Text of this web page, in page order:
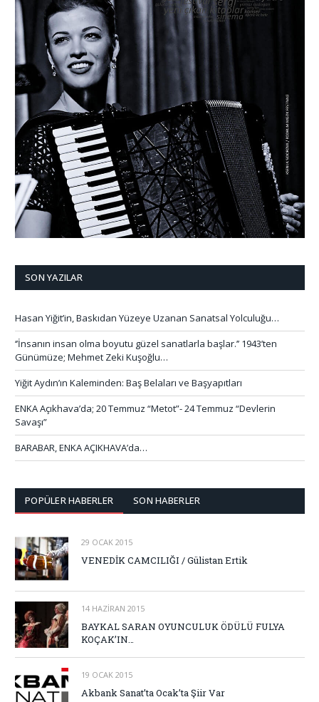
SON YAZILAR
Hasan Yiğit’in, Baskıdan Yüzeye Uzanan Sanatsal Yolculuğu…
‘’İnsanın insan olma boyutu güzel sanatlarla başlar.’’ 1943’ten
Günümüze; Mehmet Zeki Kuşoğlu…
Yiğit Aydın’ın Kaleminden: Baş Belaları ve Başyapıtları
ENKA Açıkhava’da; 20 Temmuz “Metot”- 24 Temmuz “Devlerin
Savaşı”
BARABAR, ENKA AÇIKHAVA’da…
POPÜLER HABERLER SON HABERLER
29 OCAK 2015
VENEDİK CAMCILIĞI / Gülistan Ertik
14 HAZIRAN 2015
BAYKAL SARAN OYUNCULUK ÖDÜLÜ FULYA
KOÇAK’IN…
19 OCAK 2015
Akbank Sanat’ta Ocak’ta Şiir Var